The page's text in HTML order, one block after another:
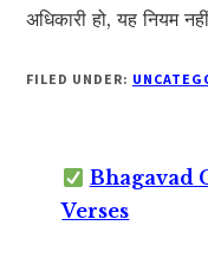
अधिकारी हो, यह नियम
FILED UNDER:
Bhagavad
Verses